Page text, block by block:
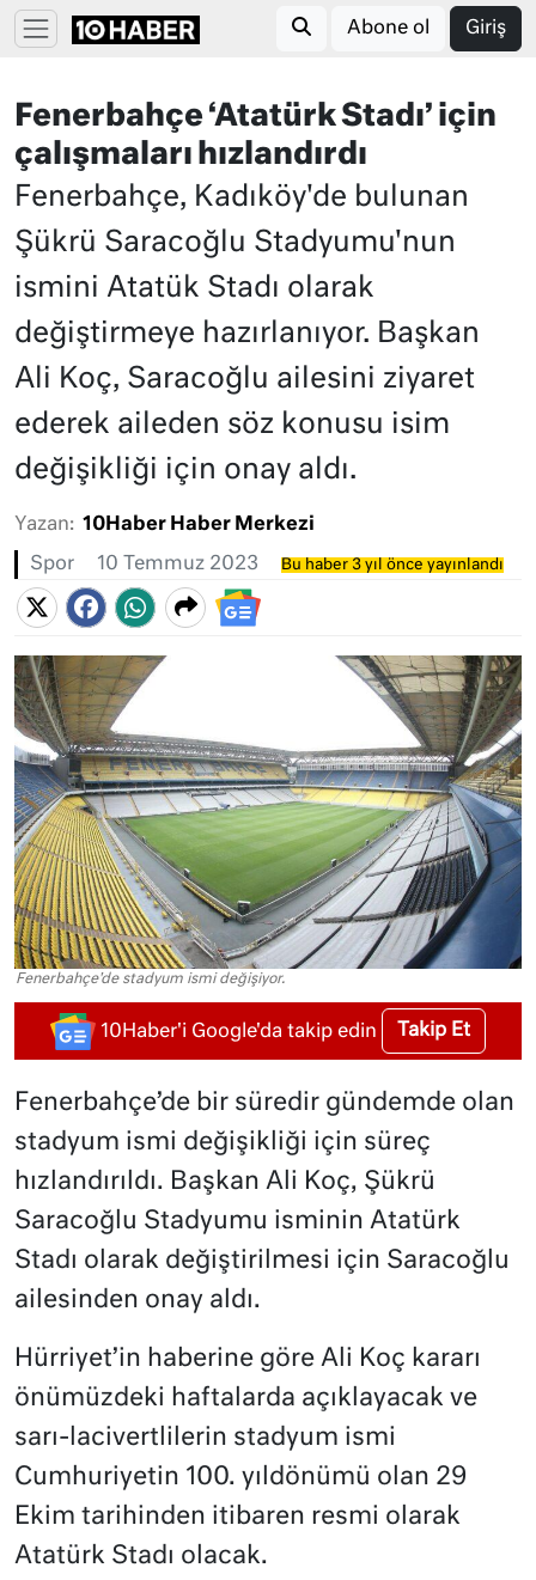
Abone ol Giriş
Fenerbahçe ‘Atatürk Stadı’ için
çalışmaları hızlandırdı
Fenerbahçe, Kadıköy'de bulunan
Şükrü Saracoğlu Stadyumu'nun
ismini Atatük Stadı olarak
değiştirmeye hazırlanıyor. Başkan
Ali Koç, Saracoğlu ailesini ziyaret
ederek aileden söz konusu isim
değişikliği için onay aldı.
Yazan: 10Haber Haber Merkezi
Spor 10 Temmuz 2023 Bu haber 3 yıl önce yayınlandı
Fenerbahçe'de stadyum ismi değişiyor.
10Haber'i Google'da takip edin Takip Et
Fenerbahçe’de bir süredir gündemde olan
stadyum ismi değişikliği için süreç
hızlandırıldı. Başkan Ali Koç, Şükrü
Saracoğlu Stadyumu isminin Atatürk
Stadı olarak değiştirilmesi için Saracoğlu
ailesinden onay aldı.
Hürriyet’in haberine göre Ali Koç kararı
önümüzdeki haftalarda açıklayacak ve
sarı-lacivertlilerin stadyum ismi
Cumhuriyetin 100. yıldönümü olan 29
Ekim tarihinden itibaren resmi olarak
Atatürk Stadı olacak.